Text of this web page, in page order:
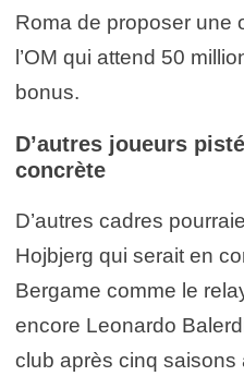
Roma de proposer une
l’OM qui attend 50
bonus.
D’autres joueurs
concrète
D’autres cadres
Hojbjerg qui serait en
Bergame comme le
encore Leonardo
club après cinq saisons